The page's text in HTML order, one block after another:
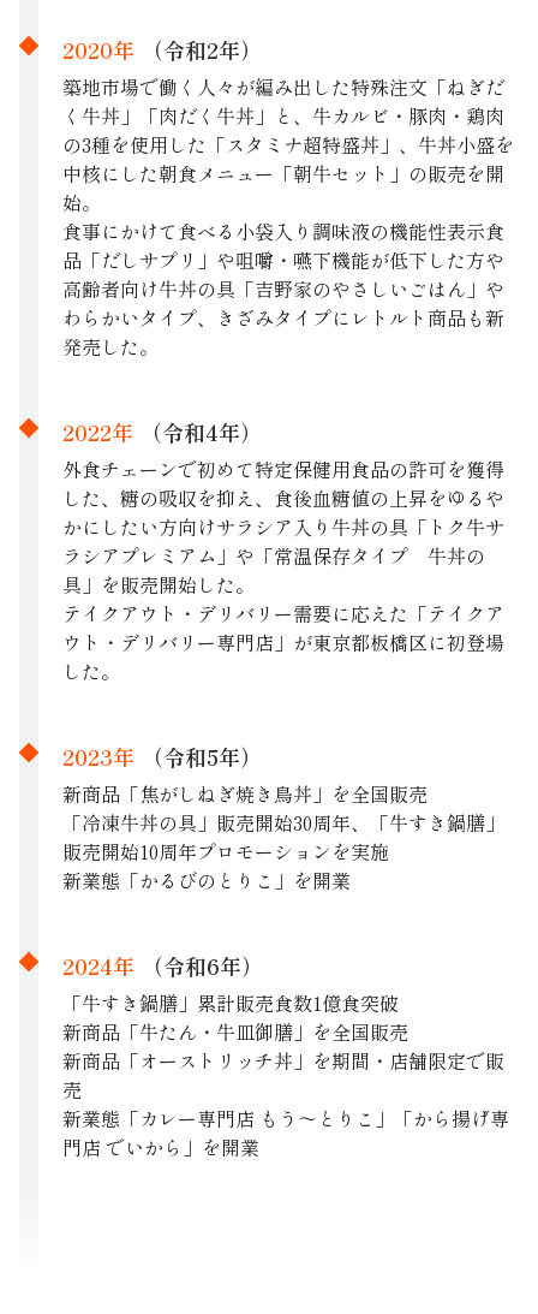
2020年 （令和2年）
築地市場で働く人々が編み出した特殊注文「ねぎだ
く牛丼」「肉だく牛丼」と、牛カルビ・豚肉・鶏肉
の3種を使用した「スタミナ超特盛丼」、牛丼小盛を
中核にした朝食メニュー「朝牛セット」の販売を開
始。
食事にかけて食べる小袋入り調味液の機能性表示食
品「だしサプリ」や咀嚼・嚥下機能が低下した方や
高齢者向け牛丼の具「吉野家のやさしいごはん」や
わらかいタイプ、きざみタイプにレトルト商品も新
発売した。
2022年 （令和4年）
外食チェーンで初めて特定保健用食品の許可を獲得
した、糖の吸収を抑え、食後血糖値の上昇をゆるや
かにしたい方向けサラシア入り牛丼の具「トク牛サ
ラシアプレミアム」や「常温保存タイプ 牛丼の
具」を販売開始した。
テイクアウト・デリバリー需要に応えた「テイクア
ウト・デリバリー専門店」が東京都板橋区に初登場
した。
2023年 （令和5年）
新商品「焦がしねぎ焼き鳥丼」を全国販売
「冷凍牛丼の具」販売開始30周年、「牛すき鍋膳」
販売開始10周年プロモーションを実施
新業態「かるびのとりこ」を開業
2024年 （令和6年）
「牛すき鍋膳」累計販売食数1億食突破
新商品「牛たん・牛皿御膳」を全国販売
新商品「オーストリッチ丼」を期間・店舗限定で販
売
新業態「カレー専門店 もう～とりこ」「から揚げ専
門店 でいから」を開業